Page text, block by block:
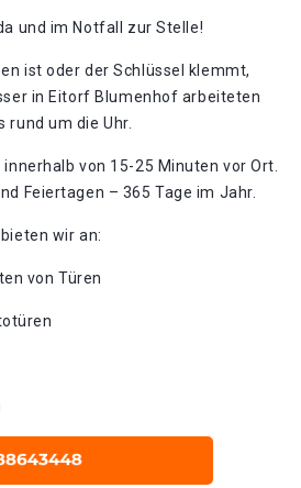
und im Notfall zur Stelle!
ist oder der Schlüssel klemmt,
in Eitorf Blumenhof arbeiteten
um die Uhr.
von 15-25 Minuten vor Ort.
Feiertagen – 365 Tage im Jahr.
wir an:
von Türen